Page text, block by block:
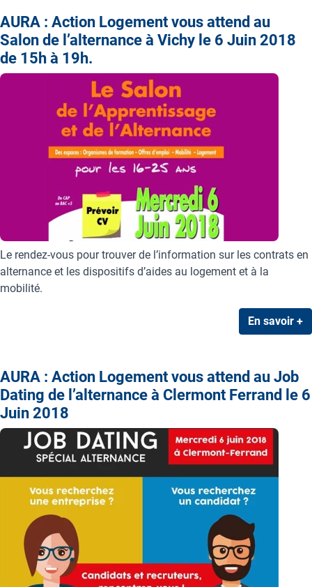
AURA : Action Logement vous attend au
Salon de l’alternance à Vichy le 6 Juin 2018
de 15h à 19h.
Le rendez-vous pour trouver de l’information sur les contrats en
alternance et les dispositifs d’aides au logement et à la
mobilité.
En savoir +
AURA : Action Logement vous attend au Job
Dating de l’alternance à Clermont Ferrand le 6
Juin 2018